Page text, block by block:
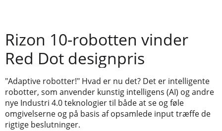
Rizon 10-robotten vinder
Red Dot designpris
"Adaptive robotter!" Hvad er nu det? Det er intelligente
robotter, som anvender kunstig intelligens (AI) og andre
nye Industri 4.0 teknologier til både at se og føle
omgivelserne og på basis af opsamlede input træffe de
rigtige beslutninger.